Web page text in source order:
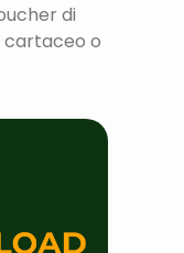
di
cartaceo o